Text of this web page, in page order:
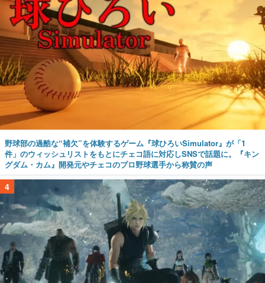
野球部の過酷な“補欠”を体験するゲーム『球ひろいSimulator』が「1
件」のウィッシュリストをもとにチェコ語に対応しSNSで話題に。『キン
グダム・カム』開発元やチェコのプロ野球選手から称賛の声
4